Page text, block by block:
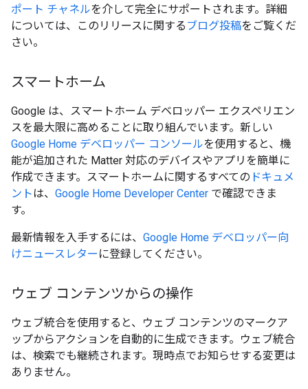
ポート チャネルを介して完全にサポートされます。詳細
については、このリリースに関する ブログ投稿をご覧くだ
さい。
スマートホーム
Google は、スマートホーム デベロッパー エクスペリエン
スを最大限に高めることに取り組んでいます。新しい
Google Home デベロッパー コンソールを使用すると、機
能が追加された Matter 対応のデバイスやアプリを簡単に
作成できます。スマートホームに関するすべての ドキュメ
ントは、 Google Home Developer Center で確認できま
す。
最新情報を入手するには、 Google Home デベロッパー向
けニュースレター に登録してください。
ウェブ コンテンツからの操作
ウェブ統合を使用すると、ウェブ コンテンツのマークア
ップからアクションを自動的に生成できます。ウェブ統合
は、検索でも継続されます。現時点でお知らせする変更は
ありません。